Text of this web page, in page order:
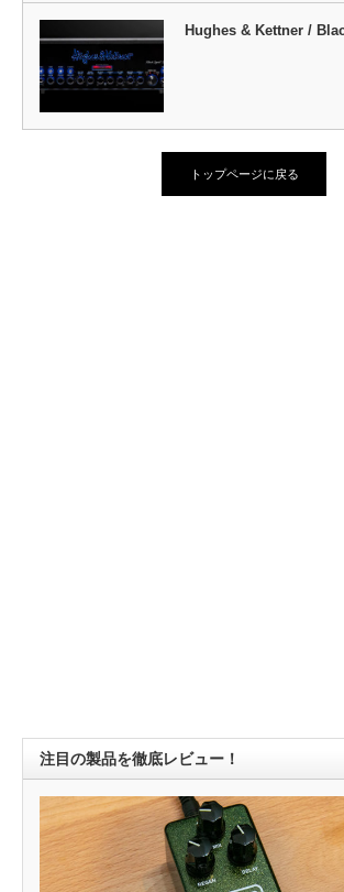
Hughes & Kettner /
トップページに戻る
注目の製品を徹底レビュー！